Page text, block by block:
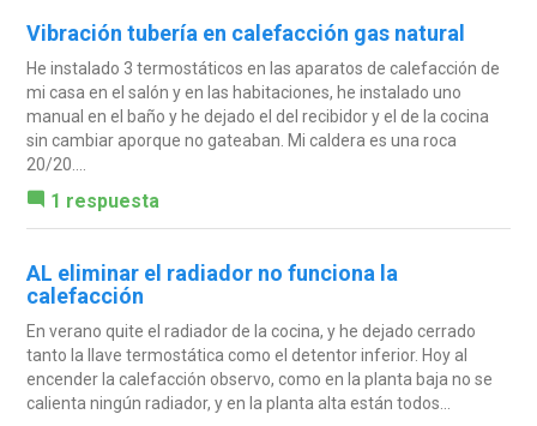
Vibración tubería en calefacción gas natural
He instalado 3 termostáticos en las aparatos de calefacción de
mi casa en el salón y en las habitaciones, he instalado uno
manual en el baño y he dejado el del recibidor y el de la cocina
sin cambiar aporque no gateaban. Mi caldera es una roca
20/20....
1 respuesta
AL eliminar el radiador no funciona la
calefacción
En verano quite el radiador de la cocina, y he dejado cerrado
tanto la llave termostática como el detentor inferior. Hoy al
encender la calefacción observo, como en la planta baja no se
calienta ningún radiador, y en la planta alta están todos...